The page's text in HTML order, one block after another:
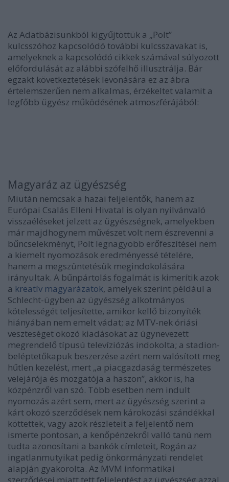
Az Adatbázisunkból kigyűjtöttük a „Polt”
kulcsszóhoz kapcsolódó további kulcsszavakat is,
amelyeknek a kapcsolódó cikkek számával súlyozott
előfordulását az alábbi szófelhő illusztrálja. Bár
egzakt következtetések levonására ez az ábra
értelemszerűen nem alkalmas, érzékeltet valamit a
legfőbb ügyész működésének atmoszférájából:
Magyaráz az ügyészség
Miután nemcsak a hazai feljelentők, hanem az
Európai Csalás Elleni Hivatal is olyan nyilvánvaló
visszaéléseket jelzett az ügyészségnek, amelyekben
már majdhogynem művészet volt nem észrevenni a
bűncselekményt, Polt legnagyobb erőfeszítései nem
a kiemelt nyomozások eredményessé tételére,
hanem a megszüntetésük megindokolására
irányultak. A bűnpártolás fogalmát is kimerítik azok
a kreatív magyarázatok, amelyek szerint például a
Schlecht-ügyben az ügyészség alkotmányos
kötelességét teljesítette, amikor kellő bizonyíték
hiányában nem emelt vádat; az MTV-nek óriási
veszteséget okozó kiadásokat az úgynevezett
megrendelő típusú televíziózás indokolta; a stadion-
beléptetőkapuk beszerzése azért nem valósított meg
hűtlen kezelést, mert „a piacgazdaság természetes
velejárója és mozgatója a haszon”, akkor is, ha
közpénzről van szó. Több esetben nem indult
nyomozás azért sem, mert az ügyészség szerint a
kárt okozó szerződések nem károkozási szándékkal
köttettek, vagy azok részleteit a feljelentő nem
ismerte pontosan, a kenőpénzekről valló tanú nem
tudta azonosítani a bankók címleteit, Rogán az
ingatlanmutyikat pedig önkormányzati rendelet
alapján gyakorolta. Az MVM informatikai